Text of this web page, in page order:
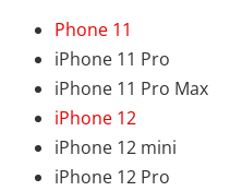
Phone 11
iPhone 11 Pro
iPhone 11 Pro Max
iPhone 12
iPhone 12 mini
iPhone 12 Pro